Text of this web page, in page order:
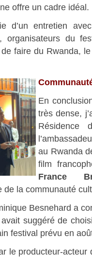
offre un cadre idéal.
d’un entretien
, organisateurs du
faire du Rwanda,
En
très dense,
Résidence
au Rwanda
film
France
de la communauté
Besnehard a
suggéré de
festival prévu en
le producteur-acteur